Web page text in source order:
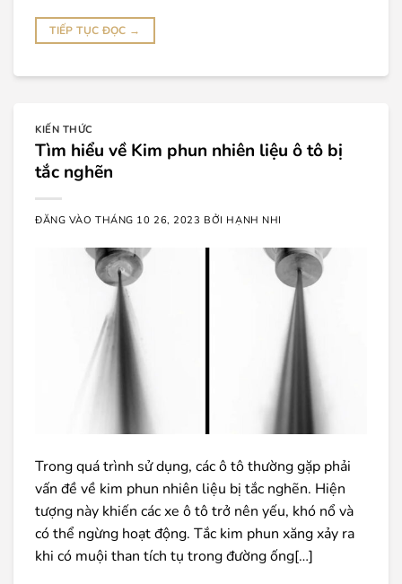
TIẾP TỤC ĐỌC →
KIẾN THỨC
Tìm hiểu về Kim phun nhiên liệu ô tô bị
tắc nghẽn
ĐĂNG VÀOTHÁNG 10 26, 2023 BỞI HẠNH NHI
Trong quá trình sử dụng, các ô tô thường gặp phải
vấn đề về kim phun nhiên liệu bị tắc nghẽn. Hiện
tượng này khiến các xe ô tô trở nên yếu, khó nổ và
có thể ngừng hoạt động. Tắc kim phun xăng xảy ra
khi có muội than tích tụ trong đường ống[…]